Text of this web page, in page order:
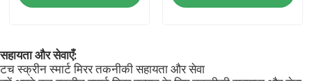
Shopping Online
सहायता और सेवाएँ:
टच स्क्रीन स्मार्ट मिरर तकनीकी सहायता और सेवा